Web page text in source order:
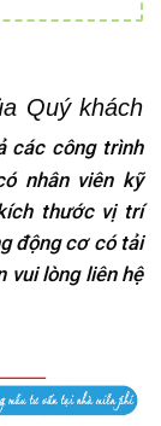
Quý khách
các công trình
nhân viên kỹ
thước vị trí
động cơ có tải
vui lòng liên hệ